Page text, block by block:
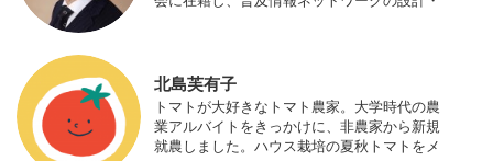
の実証試験や農産物輸出などに関わった。主
にスマート農業の実証試験やコンサルなどに
携わっている。 HP：http://www.ijas.co.jp/
北島芙有子
トマトが大好きなトマト農家。大学時代の農
業アルバイトをきっかけに、非農家から新規
就農しました。ハウス栽培の夏秋トマトをメ